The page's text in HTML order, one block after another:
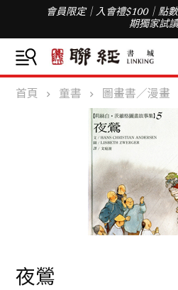
會員限定｜入會禮$100｜點
期獨家試
首頁 童書 圖畫書／漫畫
夜鶯